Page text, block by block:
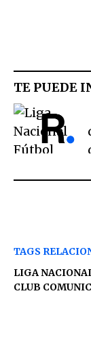
TE PUEDE
TAGS
LIGA
CLUB